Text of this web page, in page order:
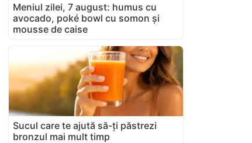
Meniul zilei, 7 august: humus cu
avocado, poké bowl cu somon și
mousse de caise
Sucul care te ajută să-ți păstrezi
bronzul mai mult timp